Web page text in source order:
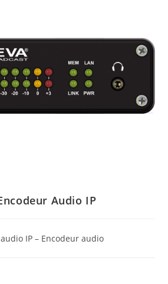
Audio IP
IP – Encodeur audio